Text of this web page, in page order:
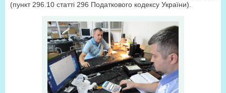
(пункт 296.10 статті 296 Податкового кодексу України).